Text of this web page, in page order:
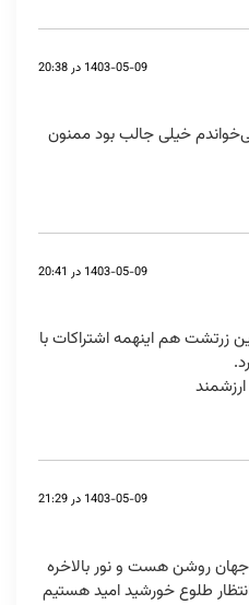
1403-05-09 در 20:38
خیلی جالب بود ممنون
1403-05-09 در 20:41
زرتشت هم اینهمه اشتراکات با
1403-05-09 در 21:29
جهان روشن هست و نور بالاخره
طلوع خورشید امید هستیم